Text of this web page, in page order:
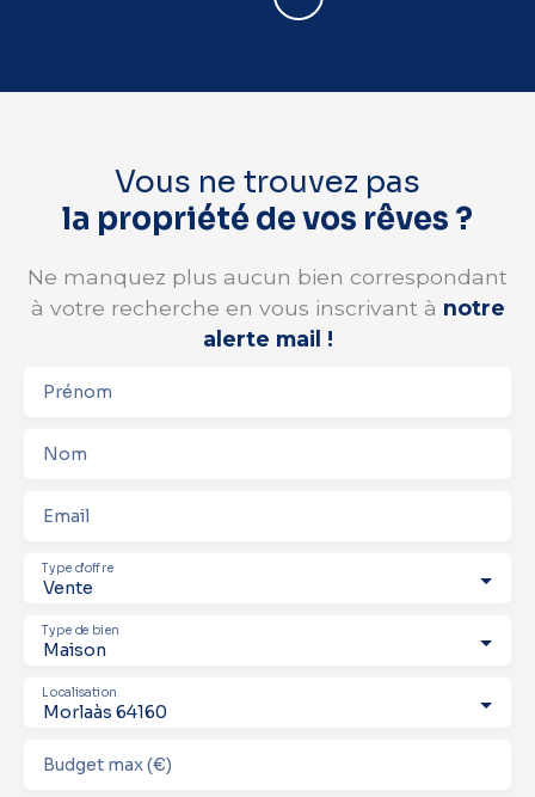
Vous ne trouvez pas
la propriété de vos rêves ?
Ne manquez plus aucun bien correspondant
à votre recherche en vous inscrivant à notre
alerte mail !
Prénom
Nom
Email
Vente
Type d'offre
Maison
Type de bien
Morlaàs 64160
Localisation
Budget max (€)